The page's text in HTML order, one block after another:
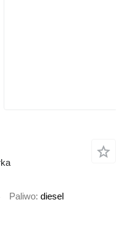
Paliwo diesel